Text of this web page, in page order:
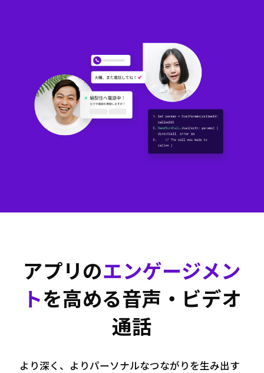
アプリのエンゲージメン
トを高める音声・ビデオ
通話
より深く、よりパーソナルなつながりを生み出す